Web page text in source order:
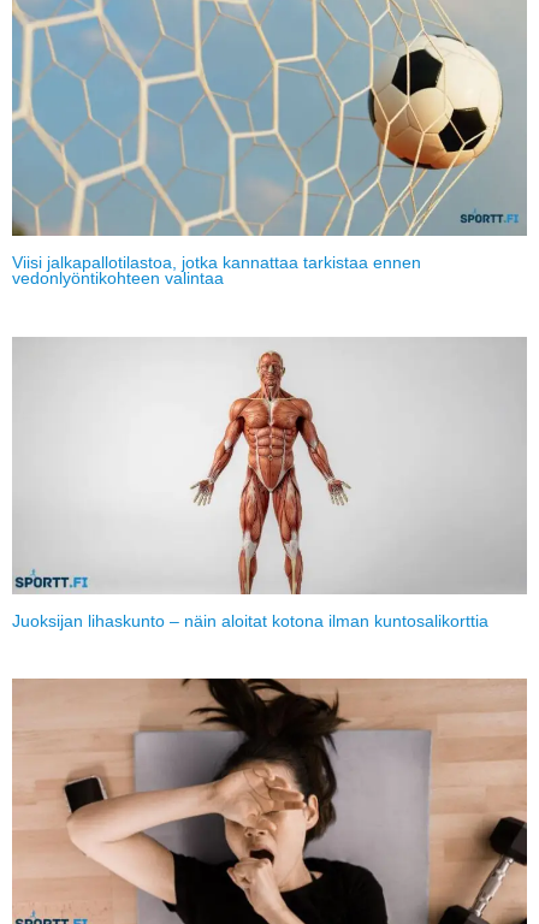
Viisi jalkapallotilastoa, jotka kannattaa tarkistaa ennen
vedonlyöntikohteen valintaa
Juoksijan lihaskunto – näin aloitat kotona ilman kuntosalikorttia